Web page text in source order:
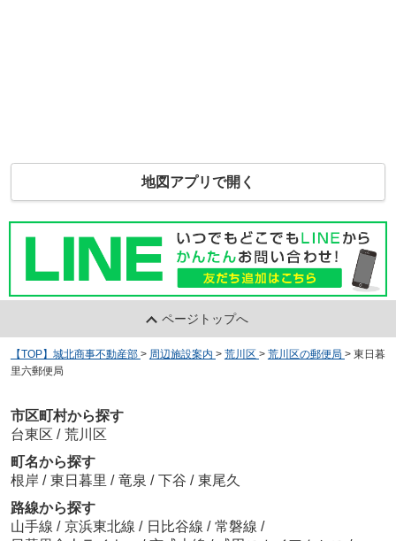
地図アプリで開く
ページトップへ
【TOP】城北商事不動産部 > 周辺施設案内 > 荒川区 > 荒川区の郵便局 > 東日暮
里六郵便局
市区町村から探す
台東区 / 荒川区
町名から探す
根岸 / 東日暮里 / 竜泉 / 下谷 / 東尾久
路線から探す
山手線 / 京浜東北線 / 日比谷線 / 常磐線 /